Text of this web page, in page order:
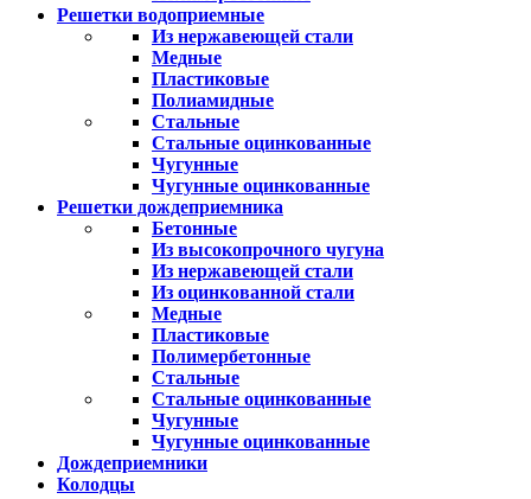
Решетки водоприемные
Из нержавеющей стали
Медные
Пластиковые
Полиамидные
Стальные
Стальные оцинкованные
Чугунные
Чугунные оцинкованные
Решетки дождеприемника
Бетонные
Из высокопрочного чугуна
Из нержавеющей стали
Из оцинкованной стали
Медные
Пластиковые
Полимербетонные
Стальные
Стальные оцинкованные
Чугунные
Чугунные оцинкованные
Дождеприемники
Колодцы